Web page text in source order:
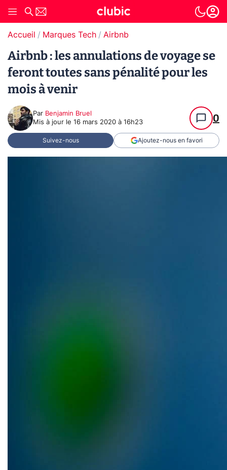
Accueil Marques Tech Airbnb
Airbnb : les annulations de voyage se
feront toutes sans pénalité pour les
mois à venir
Par Benjamin Bruel
Mis à jour le 16 mars 2020 à 16h23 0
Suivez-nous Ajoutez-nous en favori